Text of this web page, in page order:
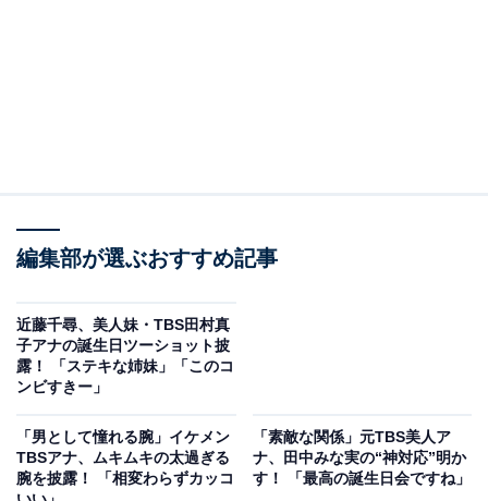
編集部が選ぶおすすめ記事
近藤千尋、美人妹・TBS田村真
子アナの誕生日ツーショット披
露！ 「ステキな姉妹」「このコ
ンビすきー」
「男として憧れる腕」イケメン
TBSアナ、ムキムキの太過ぎる
腕を披露！ 「相変わらずカッコ
「素敵な関係」元TBS美人ア
ナ、田中みな実の“神対応”明か
す！ 「最高の誕生日会ですね」